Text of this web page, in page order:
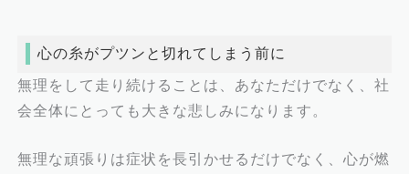
心の糸がプツンと切れてしまう前に
無理をして走り続けることは、あなただけでなく、社
会全体にとっても大きな悲しみになります。
無理な頑張りは症状を長引かせるだけでなく、心が燃